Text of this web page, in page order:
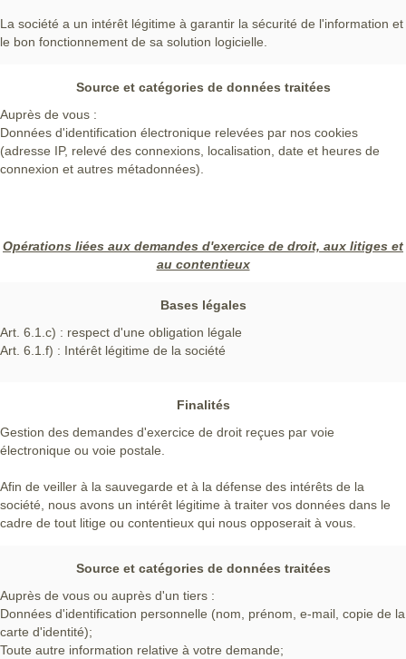
La société a un intérêt légitime à garantir la sécurité de l'information et
le bon fonctionnement de sa solution logicielle.
Source et catégories de données traitées
Auprès de vous :
Données d'identification électronique relevées par nos cookies
(adresse IP, relevé des connexions, localisation, date et heures de
connexion et autres métadonnées).
Opérations liées aux demandes d'exercice de droit, aux litiges et
au contentieux
Bases légales
Art. 6.1.c) : respect d'une obligation légale
Art. 6.1.f) : Intérêt légitime de la société
Finalités
Gestion des demandes d'exercice de droit reçues par voie
électronique ou voie postale.
Afin de veiller à la sauvegarde et à la défense des intérêts de la
société, nous avons un intérêt légitime à traiter vos données dans le
cadre de tout litige ou contentieux qui nous opposerait à vous.
Source et catégories de données traitées
Auprès de vous ou auprès d'un tiers :
Données d'identification personnelle (nom, prénom, e-mail, copie de la
carte d'identité);
Toute autre information relative à votre demande;